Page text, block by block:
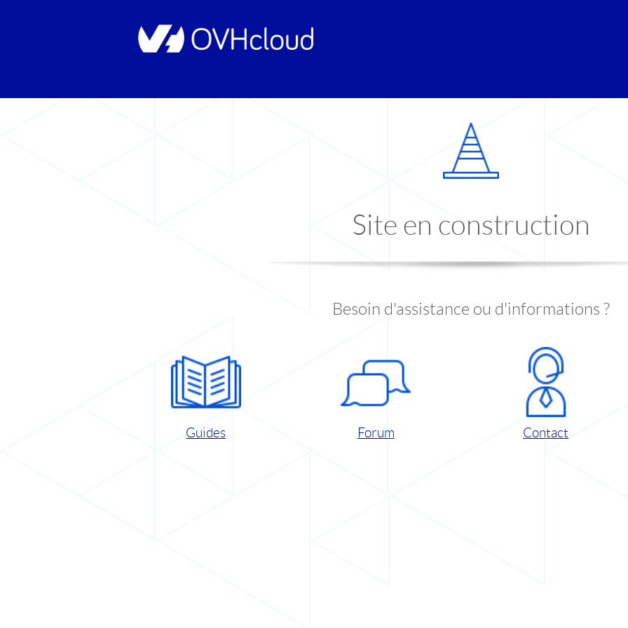
Site en construction
Besoin d'assistance ou d'informations ?
Guides Forum Contact